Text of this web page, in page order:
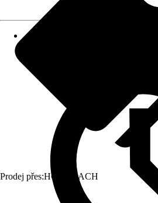
Prodej přes:HORNBACH